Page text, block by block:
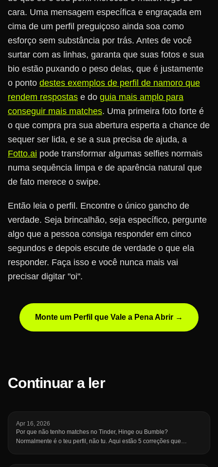
cara. Uma mensagem específica e engraçada em
cima de um perfil preguiçoso ainda soa como
esforço sem substância por trás. Antes de você
surtar com as linhas, garanta que suas fotos e sua
bio estão puxando o peso delas, que é justamente
o ponto destes exemplos de perfil de namoro que
rendem respostas e do guia mais amplo para
conseguir mais matches. Uma primeira foto forte é
o que compra pra sua abertura esperta a chance de
sequer ser lida, e se a sua precisa de ajuda, a
Fotto.ai pode transformar algumas selfies normais
numa sequência limpa e de aparência natural que
de fato merece o swipe.
Então leia o perfil. Encontre o único gancho de
verdade. Seja brincalhão, seja específico, pergunte
algo que a pessoa consiga responder em cinco
segundos e depois escute de verdade o que ela
responder. Faça isso e você nunca mais vai
precisar digitar "oi".
Monte um Perfil que Vale a Pena Abrir →
Continuar a ler
Apr 16, 2026
Por que não tenho matches no Tinder, Hinge ou Bumble?
Normalmente é o teu perfil, não tu. Aqui estão 5 correções que